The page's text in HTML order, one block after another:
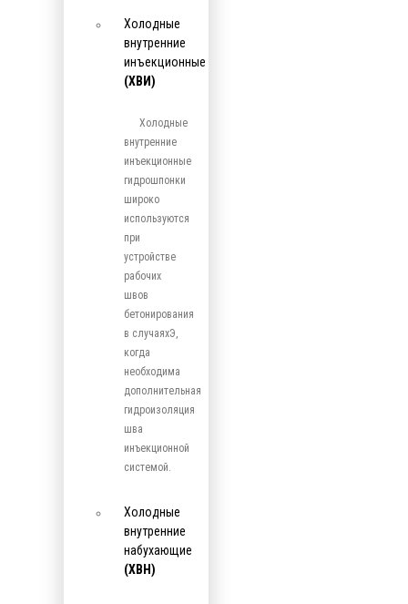
Холодные
внутренние
инъекционные
(ХВИ)
Холодные
внутренние
инъекционные
гидрошпонки
широко
используются
при
устройстве
рабочих
швов
бетонирования
в случаяхЭ,
когда
необходима
дополнительная
гидроизоляция
шва
инъекционной
системой.
Холодные
внутренние
набухающие
(ХВН)